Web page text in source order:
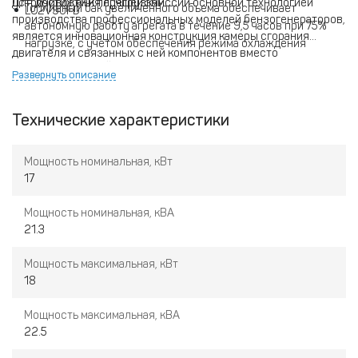
Топливный бак увеличенного объема обеспечивает
автономную работу агрегата в течение 9,5 часов при 75%
нагрузке, с учетом обеспечения режима охлаждения
короткого замыкания
LC2V90FD
устойчивости к перегрузкам.
Для достижения лучшей эмиссии основной технологией
производства профессиональных моделей бензогенераторов,
является инновационная конструкция камеры сгорания
двигателя и связанных с ней компонентов вместо
использования катализатора. Такая конструкция более
Развернуть описание
Технические характеристики
Мощность номинальная, кВт
17
Мощность номинальная, кВА
21.3
Мощность максимальная, кВт
18
Мощность максимальная, кВА
22.5